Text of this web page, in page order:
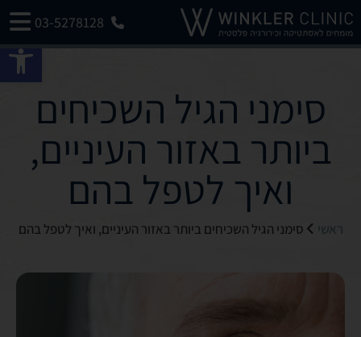
03-5278128
סימני הגיל השכיחים
ביותר באזור העיניים,
ואיך לטפל בהם
ראשי סימני הגיל השכיחים ביותר באזור העיניים, ואיך לטפל בהם